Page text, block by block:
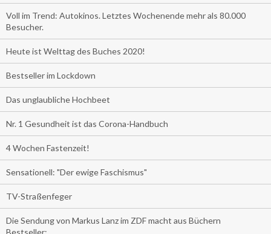
Voll im Trend: Autokinos. Letztes Wochenende mehr als 80.000
Besucher.
Heute ist Welttag des Buches 2020!
Bestseller im Lockdown
Das unglaubliche Hochbeet
Nr. 1 Gesundheit ist das Corona-Handbuch
4 Wochen Fastenzeit!
Sensationell: "Der ewige Faschismus"
TV-Straßenfeger
Die Sendung von Markus Lanz im ZDF macht aus Büchern